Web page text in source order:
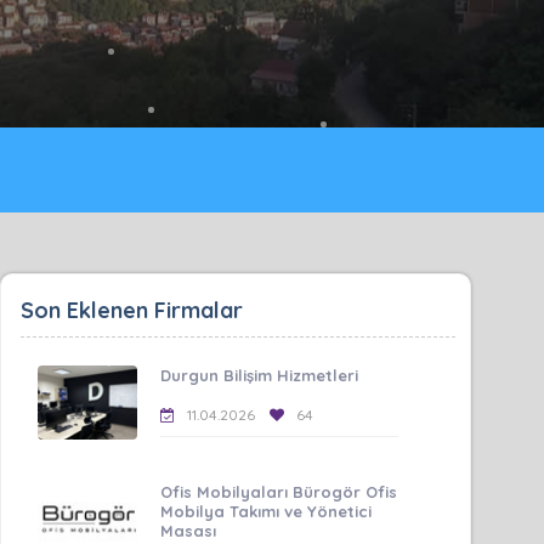
Son Eklenen Firmalar
Durgun Bilişim Hizmetleri
11.04.2026 64
Ofis Mobilyaları Bürogör Ofis
Mobilya Takımı ve Yönetici
Masası